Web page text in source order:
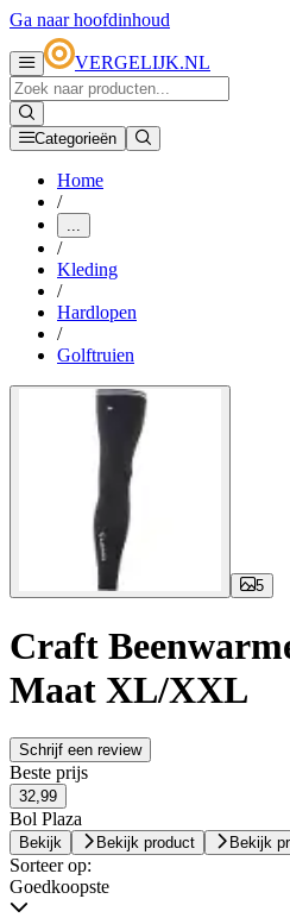
Ga naar hoofdinhoud
VERGELIJK.NL
Categorieën
Home
/
...
/
Kleding
/
Hardlopen
/
Golftruien
5
Craft
Maat XL/XXL
Schrijf een review
Beste prijs
32,99
Bol Plaza
Bekijk Bekijk product Bekijk
Sorteer op:
Goedkoopste